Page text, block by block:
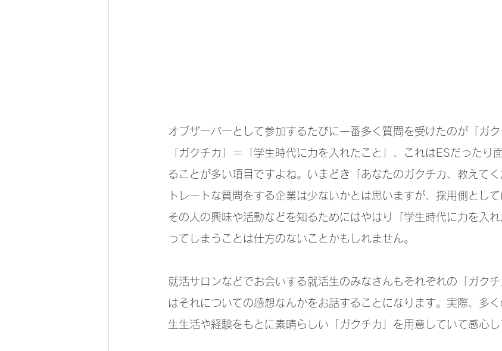
オブザーバーとして参加するたびに一番多く質問を受けたのが「ガク
「ガクチカ」＝「学生時代に力を入れたこと」、これはESだったり
ることが多い項目ですよね。いまどき「あなたのガクチカ、教えて
トレートな質問をする企業は少ないかとは思いますが、採用側とし
その人の興味や活動などを知るためにはやはり「学生時代に力を入
ってしまうことは仕方のないことかもしれません。
就活サロンなどでお会いする就活生のみなさんもそれぞれの「ガク
はそれについての感想なんかをお話することになります。実際、多
生生活や経験をもとに素晴らしい「ガクチカ」を用意していて感心し